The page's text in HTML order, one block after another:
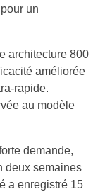
un
architecture 800
améliorée
rapide.
au modèle
demande,
deux semaines
a enregistré 15